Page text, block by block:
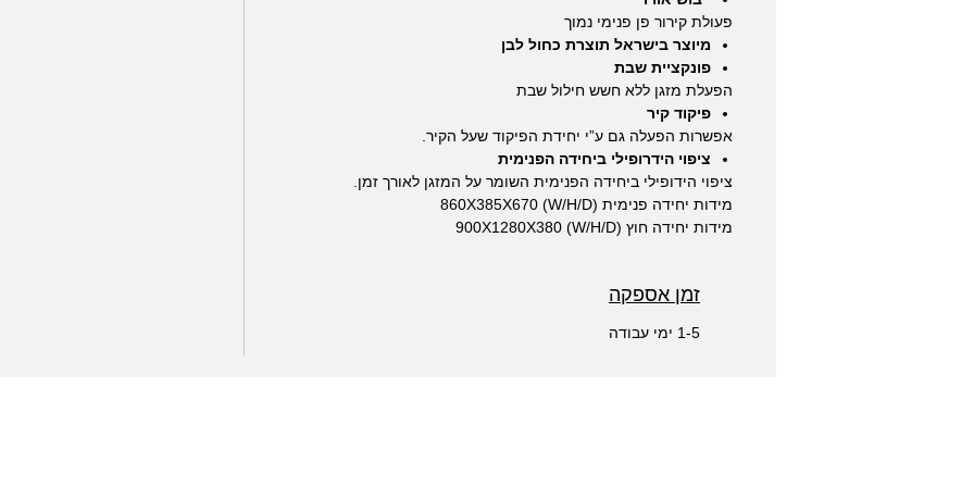
פעולת קירור פן פנימי נמוך
מיוצר בישראל תוצרת כחול לבן
פונקציית שבת
הפעלת מזגן ללא חשש חילול שבת
פיקוד קיר
אפשרות הפעלה גם ע”י יחידת הפיקוד שעל הקיר.
ציפוי הידרופילי ביחידה הפנימית
ציפוי הידופילי ביחידה הפנימית השומר על המזגן לאורך זמן.
מידות יחידה פנימית (W/H/D) 860X385X670
מידות יחידה חוץ (W/H/D) 900X1280X380
זמן אספקה
1-5 ימי עבודה